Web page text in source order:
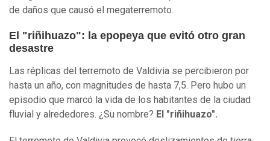
de daños que causó el megaterremoto.
El "riñihuazo": la epopeya que evitó otro gran
desastre
Las réplicas del terremoto de Valdivia se percibieron por
hasta un año, con magnitudes de hasta 7,5. Pero hubo un
episodio que marcó la vida de los habitantes de la ciudad
fluvial y alrededores. ¿Su nombre? El "riñihuazo".